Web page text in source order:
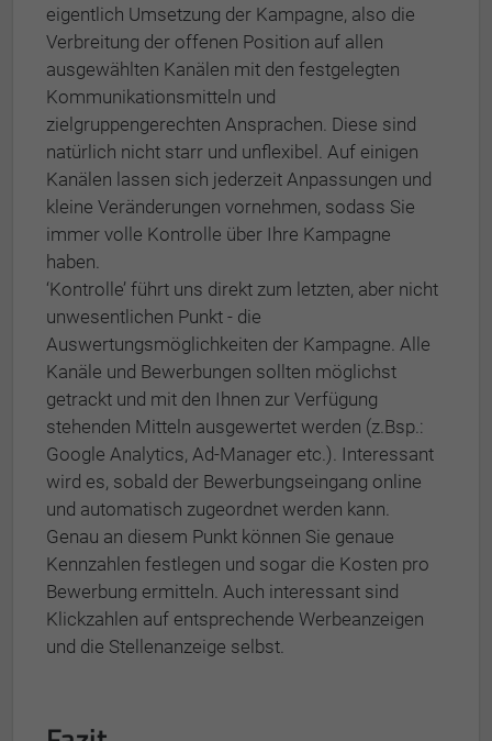
eigentlich Umsetzung der Kampagne, also die
Verbreitung der offenen Position auf allen
ausgewählten Kanälen mit den festgelegten
Kommunikationsmitteln und
zielgruppengerechten Ansprachen. Diese sind
natürlich nicht starr und unflexibel. Auf einigen
Kanälen lassen sich jederzeit Anpassungen und
kleine Veränderungen vornehmen, sodass Sie
immer volle Kontrolle über Ihre Kampagne
haben.
‘Kontrolle’ führt uns direkt zum letzten, aber nicht
unwesentlichen Punkt - die
Auswertungsmöglichkeiten der Kampagne. Alle
Kanäle und Bewerbungen sollten möglichst
getrackt und mit den Ihnen zur Verfügung
stehenden Mitteln ausgewertet werden (z.Bsp.:
Google Analytics, Ad-Manager etc.). Interessant
wird es, sobald der Bewerbungseingang online
und automatisch zugeordnet werden kann.
Genau an diesem Punkt können Sie genaue
Kennzahlen festlegen und sogar die Kosten pro
Bewerbung ermitteln. Auch interessant sind
Klickzahlen auf entsprechende Werbeanzeigen
und die Stellenanzeige selbst.